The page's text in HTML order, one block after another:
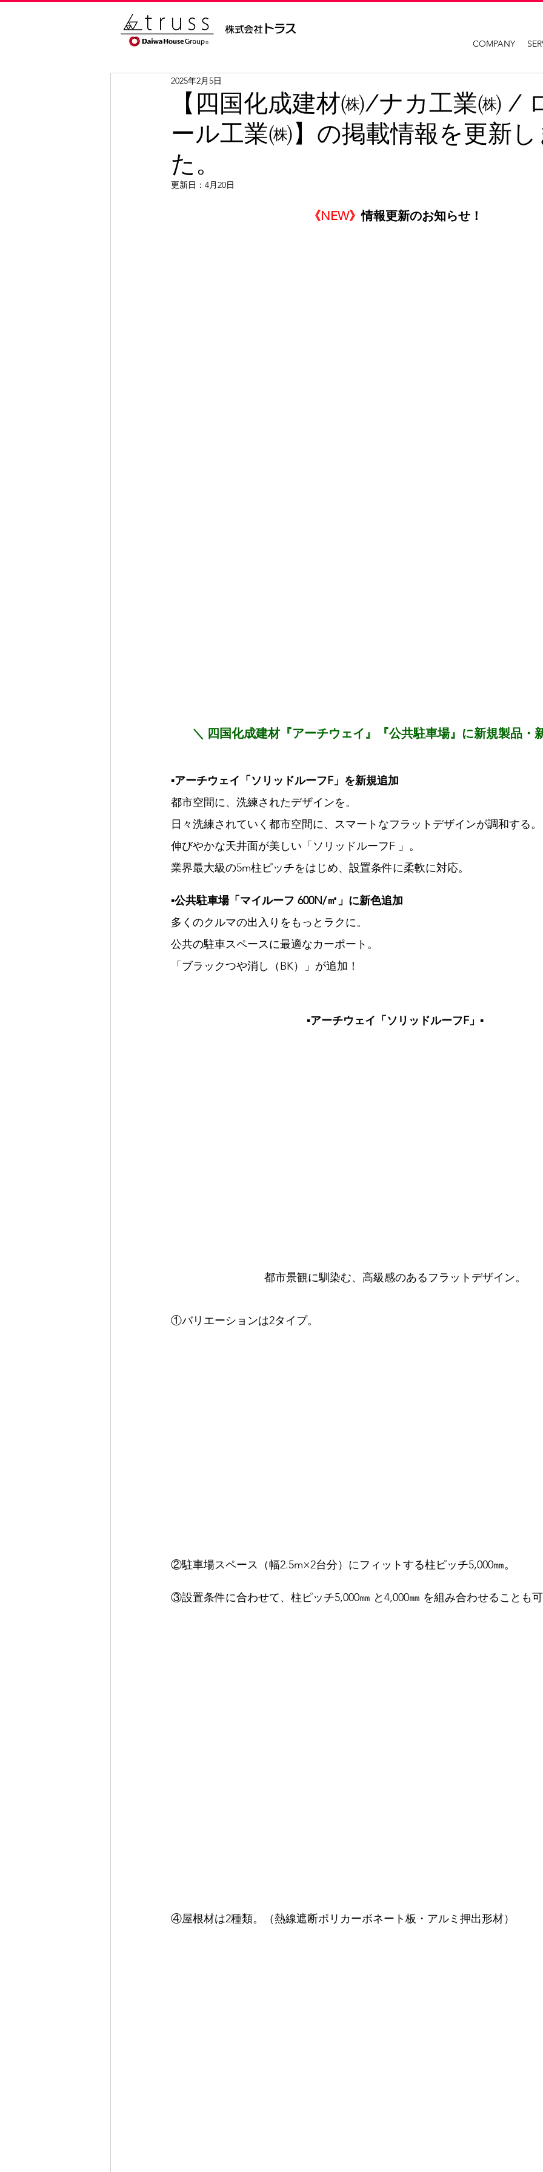
COMPANY
【四国化成建材㈱/ナカ工業㈱ /
ール工業㈱】の掲載情報を更新
た。
2025年2月5日
更新日： 4月20日
《NEW》情報更新のお知らせ！
＼ 四国化成建材『アーチウェイ』『公共駐車場』に新規製品・
▪️アーチウェイ「ソリッドルーフF」を新規追加
都市空間に、洗練されたデザインを。
日々洗練されていく都市空間に、スマートなフラットデザインが調和する。
伸びやかな天井面が美しい「ソリッドルーフF 」。
業界最大級の5m柱ピッチをはじめ、設置条件に柔軟に対応。
▪️公共駐車場「マイルーフ 600N/㎡」に新色追加
多くのクルマの出入りをもっとラクに。
公共の駐車スペースに最適なカーポート。
「ブラックつや消し（BK）」が追加！
▪️アーチウェイ「ソリッドルーフF」▪️
都市景観に馴染む、高級感のあるフラットデザイン。
①バリエーションは2タイプ。
②駐車場スペース（幅2.5m×2台分）にフィットする柱ピッチ5,000㎜。
③設置条件に合わせて、柱ピッチ5,000㎜ と4,000㎜ を組み合わせることも
④屋根材は2種類。（熱線遮断ポリカーボネート板・アルミ押出形材）